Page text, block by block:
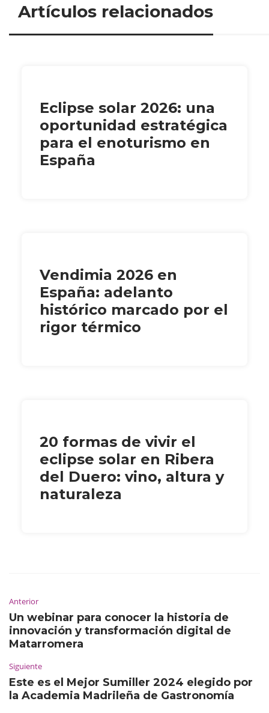
Artículos relacionados
Eclipse solar 2026: una
oportunidad estratégica
para el enoturismo en
España
Vendimia 2026 en
España: adelanto
histórico marcado por el
rigor térmico
20 formas de vivir el
eclipse solar en Ribera
del Duero: vino, altura y
naturaleza
Anterior
Un webinar para conocer la historia de
innovación y transformación digital de
Matarromera
Siguiente
Este es el Mejor Sumiller 2024 elegido por
la Academia Madrileña de Gastronomía